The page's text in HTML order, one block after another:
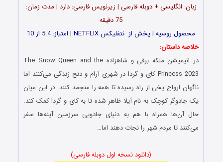
زبان: انگلیسی + دوبله فارسی | زیرنویس فارسی: دارد | مدت‌ زمان:
75 دقیقه
محصول روسیه | پخش از نتفلیکس NETFLIX | امتیاز: 5.4 از 10
خلاصه داستان:
در انیمیشن ملکه برفی و شاهزاده The Snow Queen and the
Princess 2023 کای و گردا در شهری آرام و دنج زندگی می‌کنند اما
ناگهان ارواح یخی از راه رسیده تا همه را منجمد کنند. در این میان
یک جادوگر کوچک به نام آیلا ظاهر شده تا به کای و گردا کمک کند.
حال آن‌ها همراه با هم به دنیای جادویی سرزمین آینه‌ها سفر
می‌کنند تا مردم شهر را نجات دهند اما…
(دانلود نسخه اول دوبله فارسی)